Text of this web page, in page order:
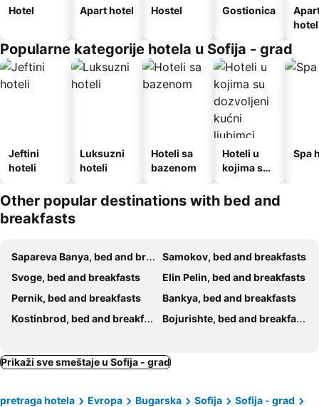
Hotel Apart hotel Hostel Gostionica
hotel
Popularne kategorije hotela u Sofija - grad
Jeftini
hoteli
Luksuzni
hoteli
Hoteli sa
bazenom
Hoteli u
kojima su
kućni
ljubimci
Spa
Other popular destinations with bed and
breakfasts
Sapareva Banya, bed and breakfasts
Samokov, bed and breakfasts
Svoge, bed and breakfasts
Elin Pelin, bed and breakfasts
Pernik, bed and breakfasts
Bankya, bed and breakfasts
Kostinbrod, bed and breakfasts
Bojurishte, bed and breakfasts
Prikaži sve smeštaje u Sofija - grad
pretraga hotela Evropa Bugarska Sofija
Sofija - grad